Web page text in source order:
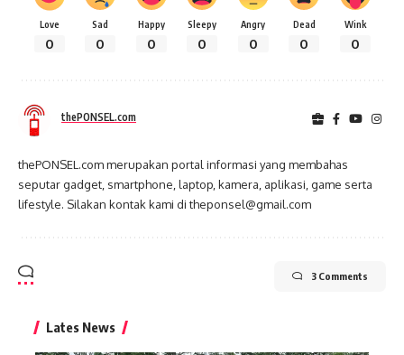
Love
0
Sad
0
Happy
0
Sleepy
0
Angry
0
Dead
0
Wink
0
thePONSEL.com
thePONSEL.com merupakan portal informasi yang membahas
seputar gadget, smartphone, laptop, kamera, aplikasi, game serta
lifestyle. Silakan kontak kami di theponsel@gmail.com
3 Comments
Lates News